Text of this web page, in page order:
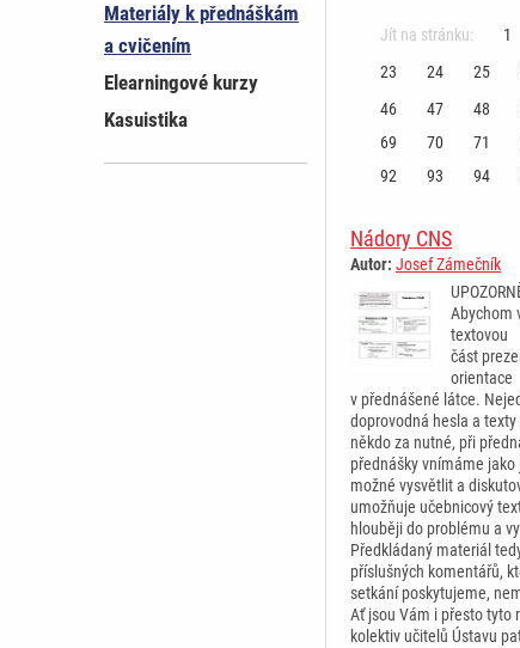
Materiály k přednáškám
a cvičením
Elearningové kurzy
Kasuistika
Jít na stránku: 1
23
24 25
46
47 48
69
70 71
92
93 94
Nádory CNS
Autor: Josef Zámečník
Abychom
textovou
část
orientace
v přednášené látce.
doprovodná hesla a
někdo za nutné, při
přednášky vnímáme
možné vysvětlit a
umožňuje učebnicový
hlouběji do problému a
Předkládaný materiál
příslušných komentářů,
setkání poskytujeme,
Ať jsou Vám i přesto tyto
kolektiv učitelů Ústavu